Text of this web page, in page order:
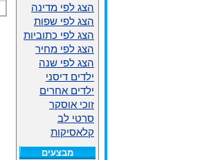
הצג לפי מדינה
הצג לפי שפות
הצג לפי כתוביות
הצג לפי מחיר
הצג לפי שנה
ילדים דיסני
ילדים אחרים
זוכי אוסקר
סרטי לב
קלאסיקות
מבצעים